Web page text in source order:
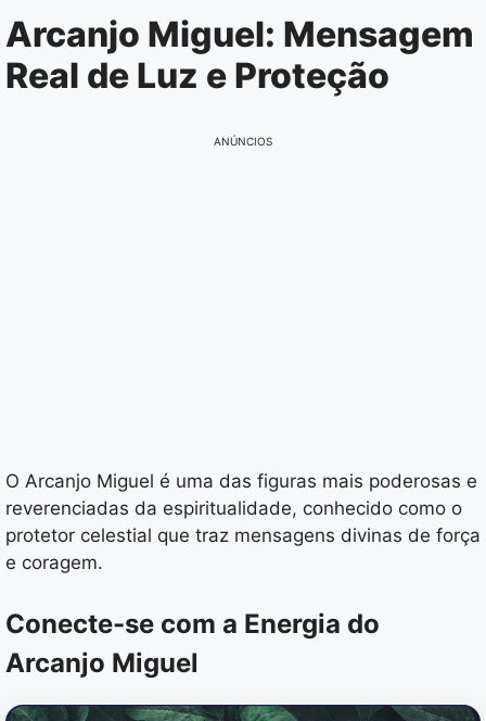
Pular
para
Arcanjo Miguel: Mensagem
Real de Luz e Proteção
ANÚNCIOS
O Arcanjo Miguel é uma das figuras mais poderosas e
reverenciadas da espiritualidade, conhecido como o
protetor celestial que traz mensagens divinas de força
e coragem.
Conecte-se com a Energia do
Arcanjo Miguel